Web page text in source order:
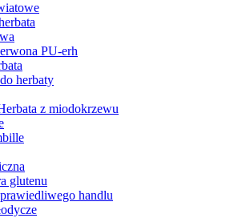
PU-erh
herbaty
z miodokrzewu
glutenu
handlu